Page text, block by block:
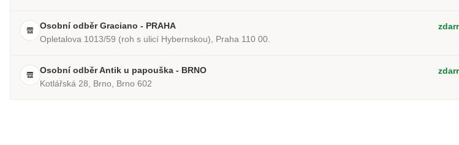
Osobní odběr Graciano - PRAHA
Opletalova 1013/59 (roh s ulicí Hybernskou), Praha 110 00.
Osobní odběr Antik u papouška - BRNO
Kotlářská 28, Brno, Brno 602